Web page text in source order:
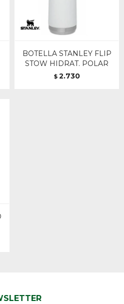
BOTELLA STANLEY FLIP
STOW HIDRAT. POLAR
$ 2.730